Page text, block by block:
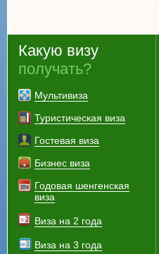
Какую визу
получать?
Мультивиза
Туристическая виза
Гостевая виза
Бизнес виза
Годовая шенгенская
виза
Виза на 2 года
Виза на 3 года